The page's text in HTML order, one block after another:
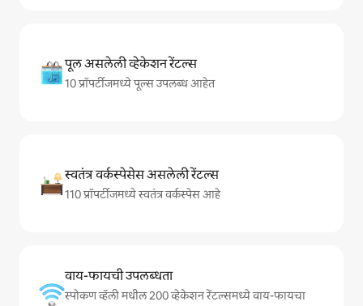
पूल असलेली व्हेकेशन रेंटल्स
10 प्रॉपर्टीजमध्ये पूल्स उपलब्ध आहेत
स्वतंत्र वर्कस्पेसेस असलेली रेंटल्स
110 प्रॉपर्टीजमध्ये स्वतंत्र वर्कस्पेस आहे
वाय-फायची उपलब्धता
स्पोकण व्हॅली मधील 200 व्हेकेशन रेंटल्समध्ये वाय-फायचा